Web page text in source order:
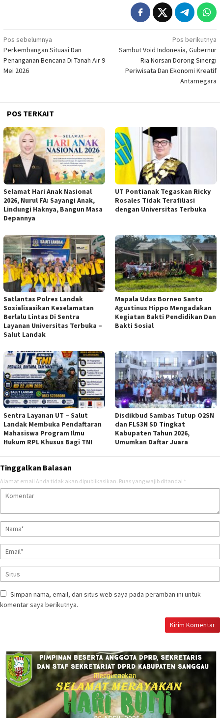
Navigasi
pos
Pos sebelumnya
Perkembangan Situasi Dan
Penanganan Bencana Di Tanah Air 9
Mei 2026
Pos berikutnya
Sambut Void Indonesia, Gubernur
Ria Norsan Dorong Sinergi
Periwisata Dan Ekonomi Kreatif
Antarnegara
POS TERKAIT
Selamat Hari Anak Nasional
2026, Nurul FA: Sayangi Anak,
Lindungi Haknya, Bangun Masa
Depannya
UT Pontianak Tegaskan Ricky
Rosales Tidak Terafiliasi
dengan Universitas Terbuka
Satlantas Polres Landak
Sosialisasikan Keselamatan
Berlalu Lintas Di Sentra
Layanan Universitas Terbuka –
Salut Landak
Mapala Udas Borneo Santo
Agustinus Hippo Mengadakan
Kegiatan Bakti Pendidikan Dan
Bakti Sosial
Sentra Layanan UT – Salut
Landak Membuka Pendaftaran
Mahasiswa Program Ilmu
Hukum RPL Khusus Bagi TNI
Disdikbud Sambas Tutup O2SN
dan FLS3N SD Tingkat
Kabupaten Tahun 2026,
Umumkan Daftar Juara
Tinggalkan Balasan
Alamat email Anda tidak akan dipublikasikan. Ruas yang wajib ditandai *
Simpan nama, email, dan situs web saya pada peramban ini untuk
komentar saya berikutnya.